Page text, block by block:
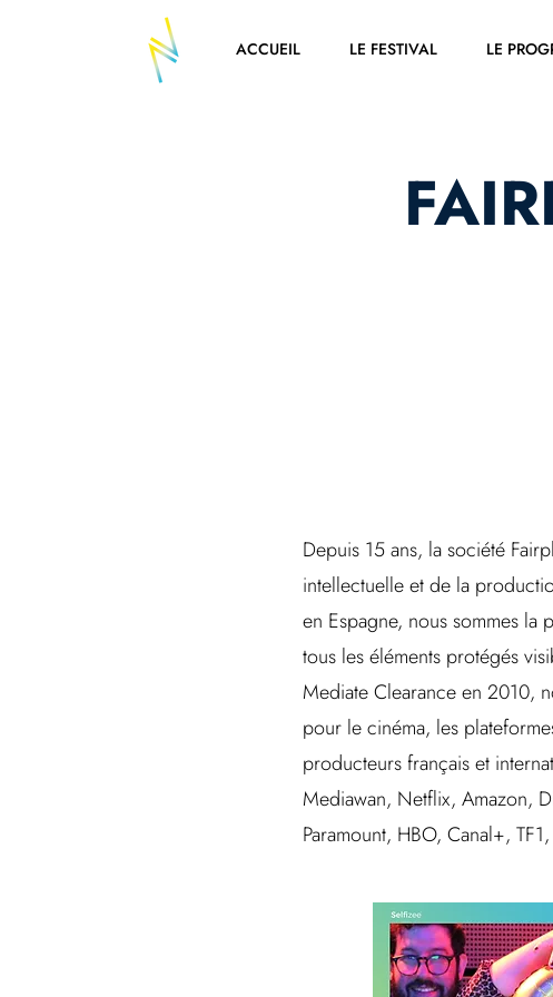
ACCUEIL LE FESTIVAL LE
Depuis 15 ans, la société
intellectuelle et de la
en Espagne, nous sommes la
tous les éléments protégés
Mediate Clearance en 2010,
pour le cinéma, les
producteurs français et
Mediawan, Netflix, Amazon,
Paramount, HBO, Canal+,